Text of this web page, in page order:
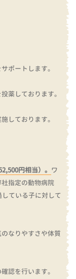
ポートします。
薬しております。
しております。
円相当）。 ワ
指定の動物病院
ている子に対して
なりやすさや体質
認を行います。